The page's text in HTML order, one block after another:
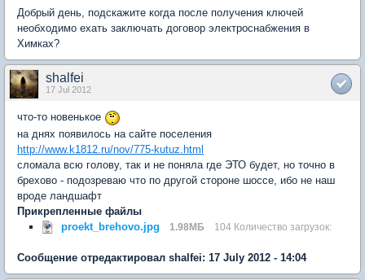
Добрый день, подскажите когда после получения ключей
необходимо ехать заключать договор электроснабжения в
Химках?
shalfei
17 Jul 2012
что-то новенькое
на днях появилось на сайте поселения
http://www.k1812.ru/nov/775-kutuz.html
сломала всю голову, так и не поняла где ЭТО будет, но точно в
брехово - подозреваю что по другой стороне шоссе, ибо не наш
вроде ландшафт
Прикрепленные файлы
proekt_brehovo.jpg
1.98МБ 104 Количество загрузок:
Сообщение отредактировал shalfei: 17 July 2012 - 14:04